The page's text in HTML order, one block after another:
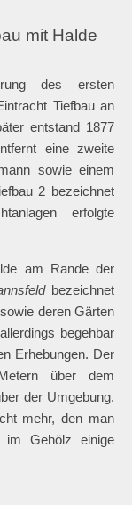
mit Halde
des ersten
Tiefbau an
entstand 1877
eine zweite
sowie einem
2 bezeichnet
erfolgte
am Rande der
bezeichnet
deren Gärten
begehbar
Erhebungen. Der
über dem
der Umgebung.
mehr, den man
Gehölz einige